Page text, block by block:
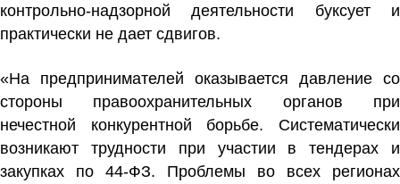
контрольно-надзорной деятельности буксует и
практически не дает сдвигов.
«На предпринимателей оказывается давление со
стороны правоохранительных органов при
нечестной конкурентной борьбе. Систематически
возникают трудности при участии в тендерах и
закупках по 44-ФЗ. Проблемы во всех регионах